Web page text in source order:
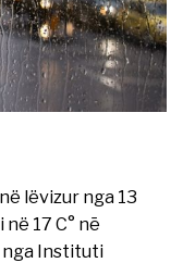
lëvizur nga 13
17 C° nē
nga Instituti